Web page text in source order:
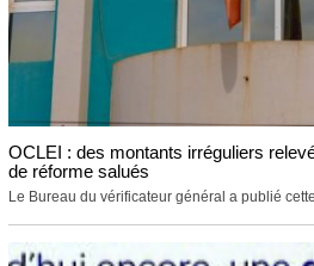
OCLEI : des montants irréguliers
de réforme salués
Le Bureau du vérificateur général a publié